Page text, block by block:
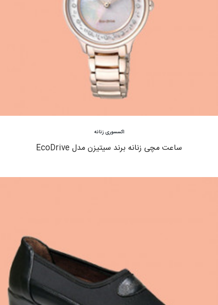
مشاهده
اکسسوری زنانه
ساعت مچی زنانه برند سیتیزن مدل EcoDrive